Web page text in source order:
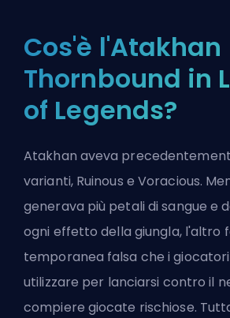
Cos'è l'Atakhan
Thornbound in
of Legends?
Atakhan aveva
varianti, Ruinous e Voracious.
generava più petali di sangue e
ogni effetto della giungla, l'altro
temporanea falsa che i
utilizzare per lanciarsi contro il
compiere giocate rischiose.